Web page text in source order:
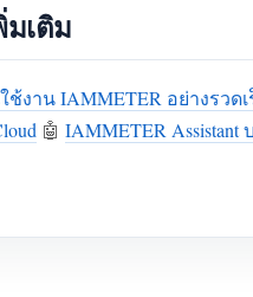
มเติม
งาน IAMMETER อย่างรวดเ
🤖 IAMMETER Assistant